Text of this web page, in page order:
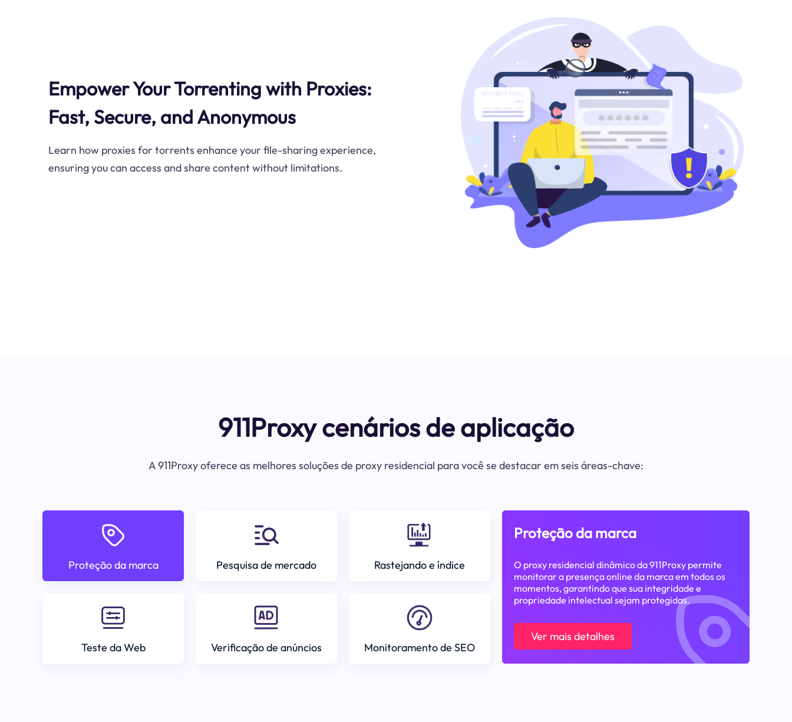
Empower Your Torrenting with Proxies:
Fast, Secure, and Anonymous
Learn how proxies for torrents enhance your file-sharing experience,
ensuring you can access and share content without limitations.
911Proxy cenários de aplicação
A 911Proxy oferece as melhores soluções de proxy residencial para você se destacar em seis áreas-chave:
Proteção da marca Pesquisa de mercado Rastejando e índice
Teste da Web Verificação de anúncios Monitoramento de SEO
Proteção da marca
O proxy residencial dinâmico da 911Proxy permite
monitorar a presença online da marca em todos os
momentos, garantindo que sua integridade e
propriedade intelectual sejam protegidas.
Ver mais detalhes